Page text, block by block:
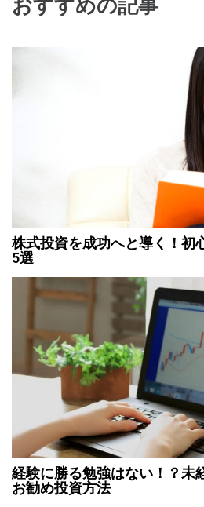
株式投資を成功へと導く！初
5選
経験に勝る勉強はない！？未
お勧め投資方法